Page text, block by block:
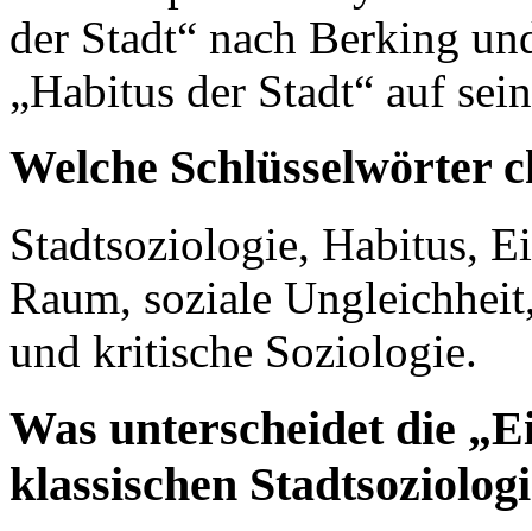
der Stadt“ nach Berking
„Habitus der Stadt“ auf
Welche Schlüsselwörter
Stadtsoziologie, Habitus,
Raum, soziale
und kritische Soziologie.
Was unterscheidet die
klassischen